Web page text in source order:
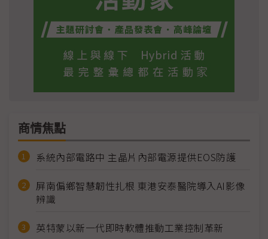
商情焦點
系統內部電路中 主晶片內部電源提供EOS防護
屏南偏鄉智慧韌性扎根 東港安泰醫院導入AI影像
辨識
英特蒙以新一代即時軟體推動工業控制革新